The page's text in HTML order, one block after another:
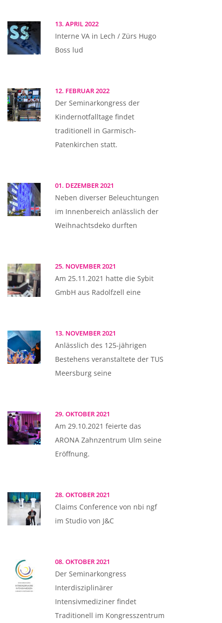
13. APRIL 2022
Interne VA in Lech / Zürs Hugo
Boss lud
12. FEBRUAR 2022
Der Seminarkongress der
Kindernotfalltage findet
traditionell in Garmisch-
Patenkirchen statt.
01. DEZEMBER 2021
Neben diverser Beleuchtungen
im Innenbereich anlässlich der
Weihnachtsdeko durften
25. NOVEMBER 2021
Am 25.11.2021 hatte die Sybit
GmbH aus Radolfzell eine
13. NOVEMBER 2021
Anlässlich des 125-jährigen
Bestehens veranstaltete der TUS
Meersburg seine
29. OKTOBER 2021
Am 29.10.2021 feierte das
ARONA Zahnzentrum Ulm seine
Eröffnung.
28. OKTOBER 2021
Claims Conference von nbi ngf
im Studio von J&C
08. OKTOBER 2021
Der Seminarkongress
Interdisziplinärer
Intensivmediziner findet
Traditionell im Kongresszentrum